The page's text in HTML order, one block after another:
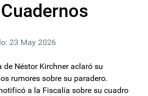
23 May 2026
de Néstor Kirchner aclaró su
rumores sobre su paradero.
a la Fiscalía sobre su cuadro